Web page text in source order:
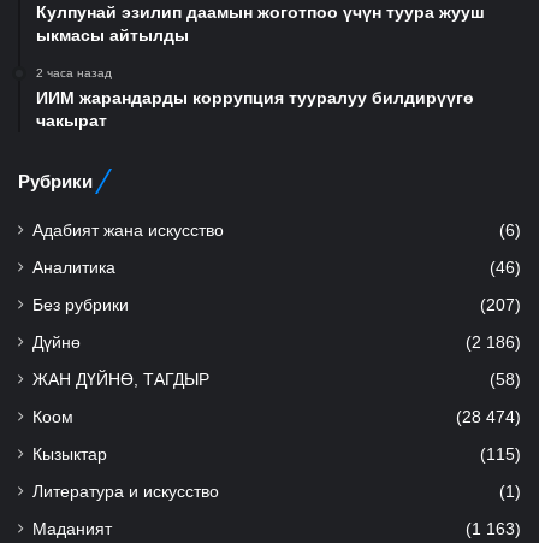
Кулпунай эзилип даамын жоготпоо үчүн туура жууш
ыкмасы айтылды
2 часа назад
ИИМ жарандарды коррупция тууралуу билдирүүгө
чакырат
Рубрики
Адабият жана искусство (6)
Аналитика (46)
Без рубрики (207)
Дүйнө (2 186)
ЖАН ДҮЙНӨ, ТАГДЫР (58)
Коом (28 474)
Кызыктар (115)
Литература и искусство (1)
Маданият (1 163)